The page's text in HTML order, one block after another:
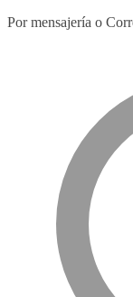
Por mensajería o